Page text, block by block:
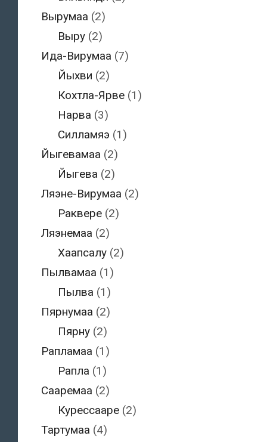
Вырумаа (2)
Выру (2)
Ида-Вирумаа (7)
Йыхви (2)
Кохтла-Ярве (1)
Нарва (3)
Силламяэ (1)
Йыгевамаа (2)
Йыгева (2)
Ляэне-Вирумаа (2)
Раквере (2)
Ляэнемаа (2)
Хаапсалу (2)
Пылвамаа (1)
Пылва (1)
Пярнумаа (2)
Пярну (2)
Рапламаа (1)
Рапла (1)
Сааремаа (2)
Курессааре (2)
Тартумаа (4)